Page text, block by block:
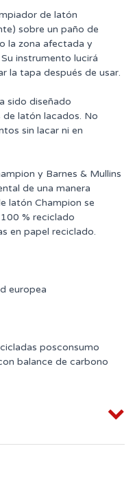
de latón
sobre un paño de
la zona afectada y
instrumento lucirá
la tapa después de usar.
sido diseñado
latón lacados. No
sin lacar ni en
y Barnes & Mullins
de una manera
latón Champion se
% reciclado
en papel reciclado.
europea
posconsumo
balance de carbono